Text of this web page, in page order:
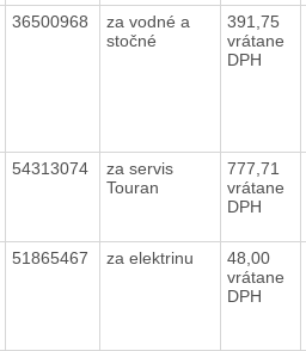
36500968
za vodné a
stočné
391,75
vrátane
DPH
54313074
za servis
Touran
777,71
vrátane
DPH
51865467 za elektrinu
48,00
vrátane
DPH